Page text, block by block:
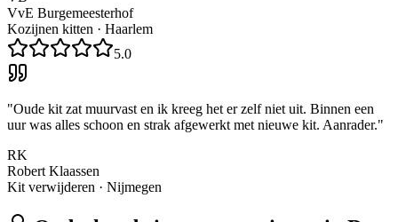
VvE Burgemeesterhof
Kozijnen kitten · Haarlem
5.0
"Oude kit zat muurvast en ik kreeg het er zelf niet uit. Binnen een
uur was alles schoon en strak afgewerkt met nieuwe kit. Aanrader."
RK
Robert Klaassen
Kit verwijderen · Nijmegen